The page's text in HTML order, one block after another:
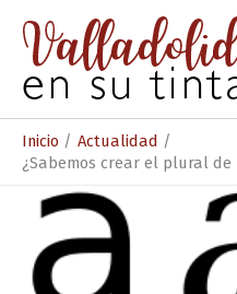
contenido
Inicio
Actualidad
¿Sabemos crear el plural